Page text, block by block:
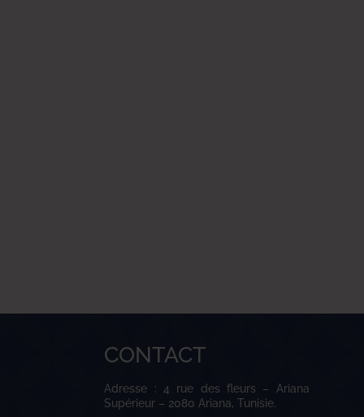
CONTACT
Adresse : 4 rue des fleurs – Ariana
Supérieur – 2080 Ariana, Tunisie.